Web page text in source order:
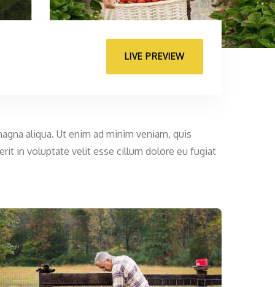
LIVE PREVIEW
aliqua. Ut enim ad minim veniam, quis
in voluptate velit esse cillum dolore eu fugiat